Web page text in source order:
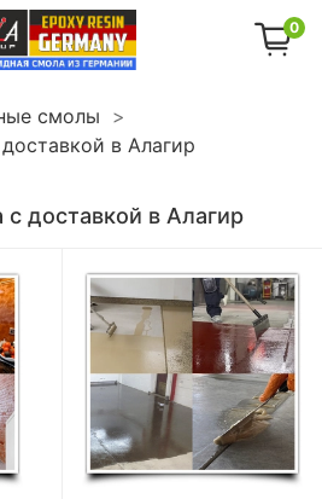
0
смолы
в Алагир
доставкой в Алагир